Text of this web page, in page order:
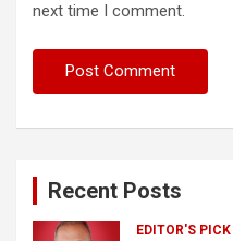
next time I comment.
Recent Posts
EDITOR'S PICK